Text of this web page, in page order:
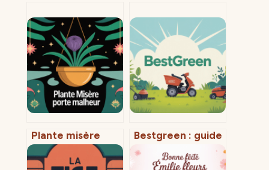
Plante misère
porte malheur :
mythe,
Bestgreen : guide
complet pour
comprendre la